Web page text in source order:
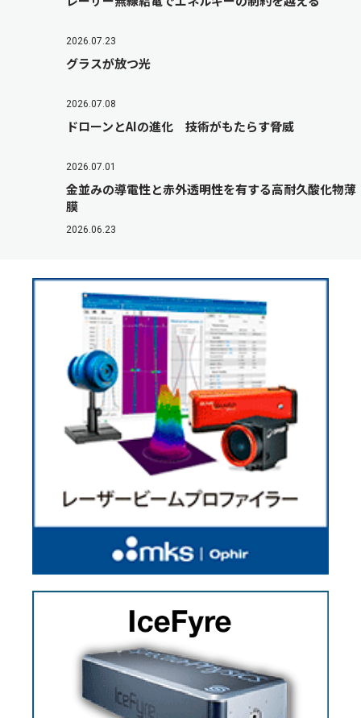
2026.07.23
グラスが放つ光
2026.07.08
ドローンとAIの進化 技術がもたらす脅威
2026.07.01
金並みの導電性と赤外透明性を有する高耐久酸化物薄
膜
2026.06.23